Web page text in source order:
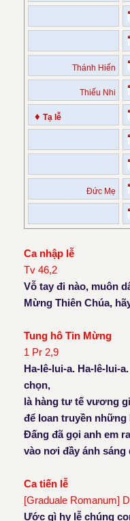
Thánh Hiến
Thiếu Nhi
♦ Tạ lễ
Đức Mẹ
Ca nhập lễ
Tv 46,2
Vỗ tay đi nào, muôn
Mừng Thiên Chúa,
Tung hô Tin Mừng
1 Pr 2,9
Ha-lê-lui-a. Ha-lê-lui-
chọn,
là hàng tư tế vương
để loan truyền những
Đấng đã gọi anh em
vào nơi đầy ánh sáng
Ca tiến lễ
[Graduale Romanum]
Ước gì hy lễ chúng